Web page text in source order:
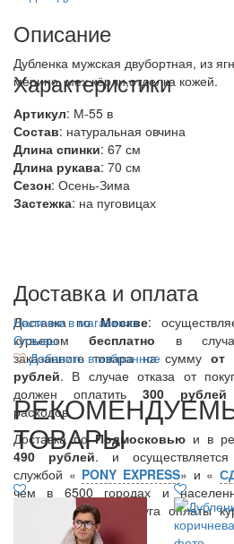
Описание
Дубленка мужская двубортная, из
мерино, мех кёрли,отделка кожей.
Характеристики
Артикул: М-55 в
Состав: натуральная овчина
Длина спинки: 67 см
Длина рукава: 70 см
Сезон: Осень-Зима
Застежка: на пуговицах
Доставка и оплата
Доставка поМоскве:
курьеромбесплатно в
заказанного товара на суммуот
рублей. В случае отказа от
должен оплатить300 рублей
расходов.
Доставка поПодмосковью и в
490 рублей. и осуществляется
службой « PONY EXPRESS» и «
чем в 6500 городах и
предоставляется услуга оплаты
примерки.
Наличие в магазинах
Отзывы
Добавить в избранное
ТОВАРЫ